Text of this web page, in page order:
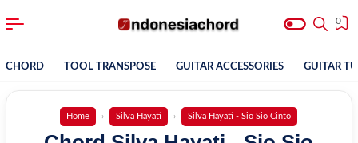
0
CHORD TOOL TRANSPOSE GUITAR ACCESSORIES GUITAR
Home Silva Hayati Silva Hayati - Sio Sio Cinto